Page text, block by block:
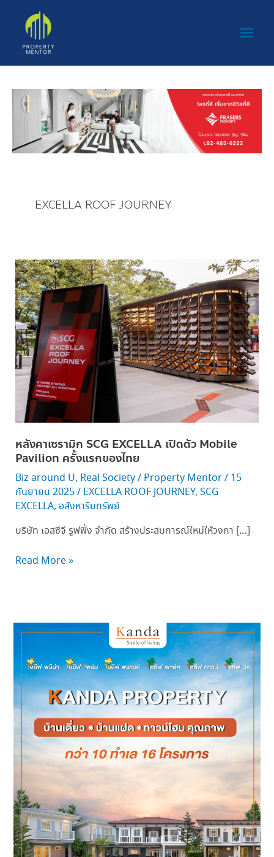
content
EXCELLA ROOF JOURNEY
หลังคาเซรามิก SCG EXCELLA เปิดตัว Mobile
Pavilion ครั้งแรกของไทย
Biz around U, Real Society/ Property Mentor/ 15
กันยายน 2025/ EXCELLA ROOF JOURNEY, SCG
EXCELLA, อสังหาริมทรัพย์
บริษัท เอสซีจี รูฟฟิ่ง จำกัด สร้างประสบการณ์ใหม่ให้วงกา […]
หลังคา
เซ
รา
มิก SCG
EXCELLA เปิด
ตัว Mobile
Pavilion ครั้ง
แรก
ของ
ไทย
Read More »